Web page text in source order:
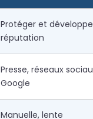
Protéger et
réputation
Presse, réseaux
Google
Manuelle, lente